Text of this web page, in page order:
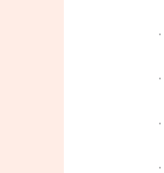
·
·
·
·